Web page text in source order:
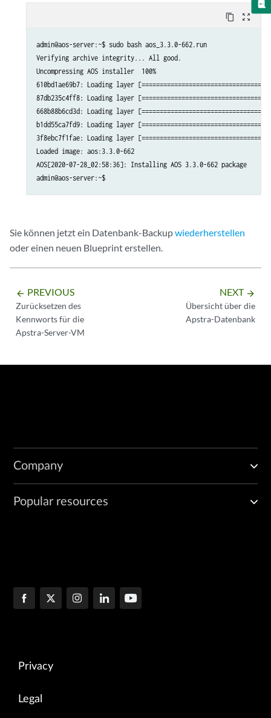
content_copy zoom_out_map
admin@aos-server:~$ sudo bash aos_3.3.0-662.run
Verifying archive integrity... All good.
Uncompressing AOS installer  100%
610bd1ae69b7: Loading layer
87db235c4ff8: Loading layer
668b88b6cd3d: Loading layer
b1dd55ca7fd9: Loading layer
3f8ebc7f1fae: Loading layer
Loaded image: aos:3.3.0-662
AOS[2020-07-28_02:58:36]: Installing AOS 3.3.0-662 package
admin@aos-server:~$
Sie können jetzt ein Datenbank-Backupwiederherstellen
oder einen neuen Blueprint erstellen.
arrow_backward PREVIOUS
Zurücksetzen des
Kennworts für die
Apstra-Server-VM
NEXT arrow_forward
Übersicht über die
Apstra-Datenbank
Company
Popular resources
Privacy
Legal